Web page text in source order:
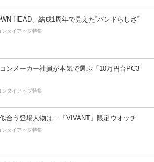
HEAD、結成1周年で見えた”バンドらしさ”
ンタイアップ特集
ンメーカー社員が本気で選ぶ「10万円台PC3
ンタイアップ特集
合う登場人物は…『VIVANT』限定ウオッチ
ンタイアップ特集